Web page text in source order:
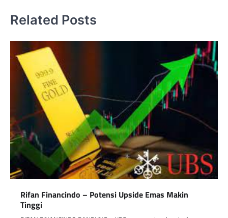
Related Posts
Rifan Financindo – Potensi Upside Emas Makin
Tinggi